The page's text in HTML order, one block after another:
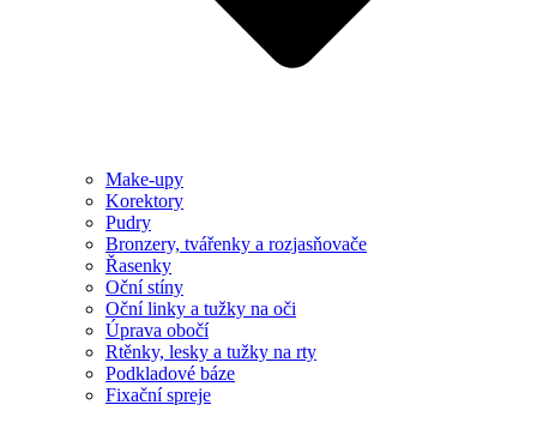
Make-upy
Korektory
Pudry
Bronzery, tvářenky a rozjasňovače
Řasenky
Oční stíny
Oční linky a tužky na oči
Úprava obočí
Rtěnky, lesky a tužky na rty
Podkladové báze
Fixační spreje